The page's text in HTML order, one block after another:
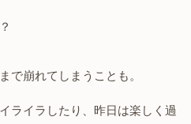
で崩れてしまうことも。
ライラしたり、昨日は楽しく過